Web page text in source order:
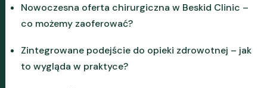
Nowoczesna oferta chirurgiczna w Beskid Clinic –
co możemy zaoferować?
Zintegrowane podejście do opieki zdrowotnej – jak
to wygląda w praktyce?